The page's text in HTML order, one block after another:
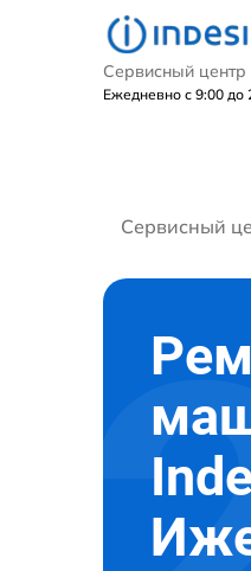
Сервисный центр
Ежедневно с 9:00 до
Сервисный